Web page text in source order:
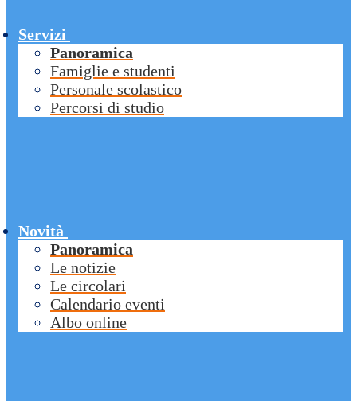
Servizi
Panoramica
Famiglie e studenti
Personale scolastico
Percorsi di studio
Novità
Panoramica
Le notizie
Le circolari
Calendario eventi
Albo online